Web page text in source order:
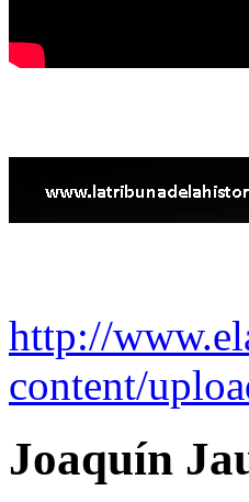
http://
content/
Joaquín